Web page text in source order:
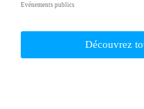
Evénements publics
Découvrez